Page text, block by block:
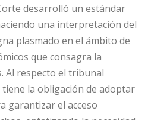
desarrolló un estándar
una interpretación del
plasmado en el ámbito de
que consagra la
Al respecto el tribunal
tiene la obligación de adoptar
garantizar el acceso